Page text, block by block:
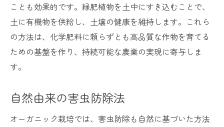
ことも効果的です。緑肥植物を土中にすき込むことで、
土に有機物を供給し、土壌の健康を維持します。これら
の方法は、化学肥料に頼らずとも高品質な作物を育てる
ための基盤を作り、持続可能な農業の実現に寄与しま
す。
自然由来の害虫防除法
オーガニック栽培では、害虫防除も自然に基づいた方法